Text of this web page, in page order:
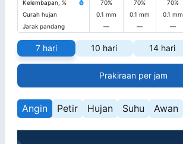
Kelembapan, %
70% 70% 70%
Curah hujan
0.1 mm 0.1 mm 0.1 mm
Jarak pandang
— — —
7 hari 10 hari 14 hari
Prakiraan per jam
Angin Petir Hujan Suhu Awan